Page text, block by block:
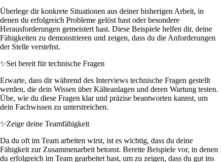
Überlege dir konkrete Situationen aus deiner bisherigen Arbeit, in
denen du erfolgreich Probleme gelöst hast oder besondere
Herausforderungen gemeistert hast. Diese Beispiele helfen dir, deine
Fähigkeiten zu demonstrieren und zeigen, dass du die Anforderungen
der Stelle verstehst.
✨Sei bereit für technische Fragen
Erwarte, dass dir während des Interviews technische Fragen gestellt
werden, die dein Wissen über Kälteanlagen und deren Wartung testen.
Übe, wie du diese Fragen klar und präzise beantworten kannst, um
dein Fachwissen zu unterstreichen.
✨Zeige deine Teamfähigkeit
Da du oft im Team arbeiten wirst, ist es wichtig, dass du deine
Fähigkeit zur Zusammenarbeit betonst. Bereite Beispiele vor, in denen
du erfolgreich im Team gearbeitet hast, um zu zeigen, dass du gut ins